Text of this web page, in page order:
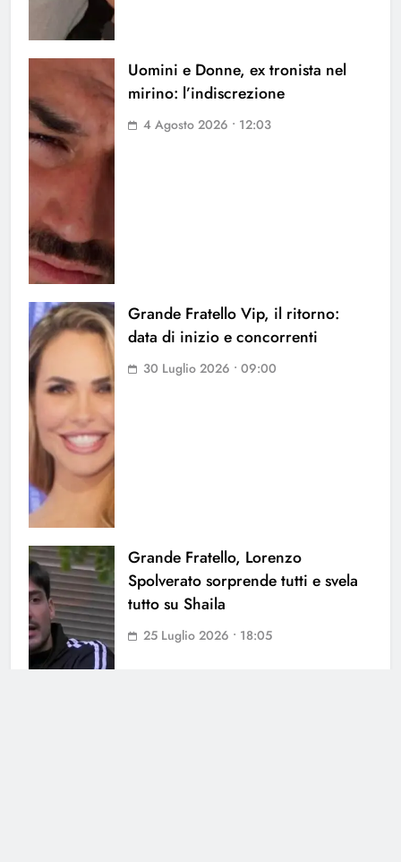
Uomini e Donne, ex tronista nel
mirino: l’indiscrezione
4 Agosto 2026 • 12:03
Grande Fratello Vip, il ritorno:
data di inizio e concorrenti
30 Luglio 2026 • 09:00
Grande Fratello, Lorenzo
Spolverato sorprende tutti e svela
tutto su Shaila
25 Luglio 2026 • 18:05